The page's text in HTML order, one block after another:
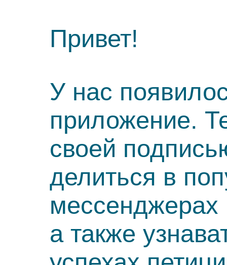
Привет!
У нас
приложение.
своей
делиться в
мессенджерах
а также